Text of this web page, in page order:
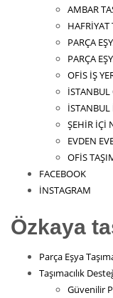
AMBAR
PARÇA
PARÇA
OFİS İŞ
ŞEHİR İÇİ
EVDEN
OFİS
FACEBOOK
İNSTAGRAM
Özkaya
Parça Eşya
Taşımacılık
Güvenilir